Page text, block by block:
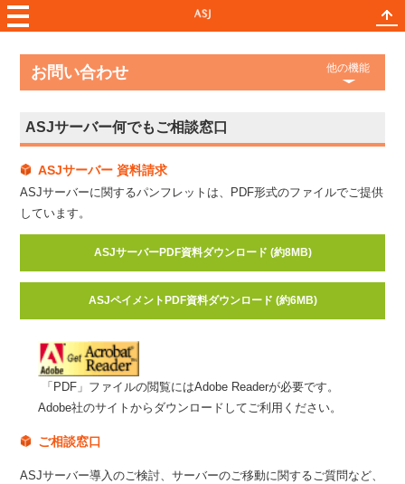
他の機能
お問い合わせ
ASJサーバー何でもご相談窓口
ASJサーバー 資料請求
ASJサーバーに関するパンフレットは、PDF形式のファイルでご提供
しています。
ASJサーバーPDF資料ダウンロード (約8MB)
ASJペイメントPDF資料ダウンロード (約6MB)
「PDF」ファイルの閲覧にはAdobe Readerが必要です。
Adobe社のサイトからダウンロードしてご利用ください。
ご相談窓口
ASJサーバー導入のご検討、サーバーのご移動に関するご質問など、